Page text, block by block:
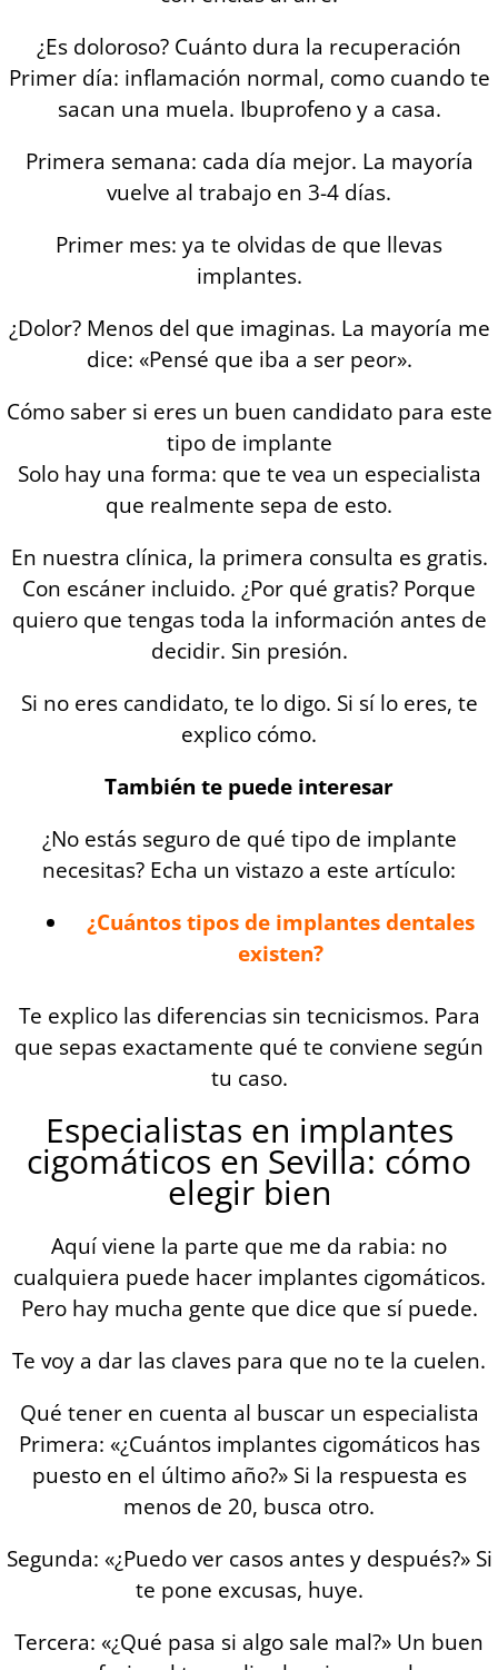
¿Es doloroso? Cuánto dura la recuperación
Primer día: inflamación normal, como cuando te
sacan una muela. Ibuprofeno y a casa.
Primera semana: cada día mejor. La mayoría
vuelve al trabajo en 3-4 días.
Primer mes: ya te olvidas de que llevas
implantes.
¿Dolor? Menos del que imaginas. La mayoría me
dice: «Pensé que iba a ser peor».
Cómo saber si eres un buen candidato para este
tipo de implante
Solo hay una forma: que te vea un especialista
que realmente sepa de esto.
En nuestra clínica, la primera consulta es gratis.
Con escáner incluido. ¿Por qué gratis? Porque
quiero que tengas toda la información antes de
decidir. Sin presión.
Si no eres candidato, te lo digo. Si sí lo eres, te
explico cómo.
También te puede interesar
¿No estás seguro de qué tipo de implante
necesitas? Echa un vistazo a este artículo:
¿Cuántos tipos de implantes dentales
existen?
Te explico las diferencias sin tecnicismos. Para
que sepas exactamente qué te conviene según
tu caso.
Especialistas en implantes
cigomáticos en Sevilla: cómo
elegir bien
Aquí viene la parte que me da rabia: no
cualquiera puede hacer implantes cigomáticos.
Pero hay mucha gente que dice que sí puede.
Te voy a dar las claves para que no te la cuelen.
Qué tener en cuenta al buscar un especialista
Primera: «¿Cuántos implantes cigomáticos has
puesto en el último año?» Si la respuesta es
menos de 20, busca otro.
Segunda: «¿Puedo ver casos antes y después?» Si
te pone excusas, huye.
Tercera: «¿Qué pasa si algo sale mal?» Un buen